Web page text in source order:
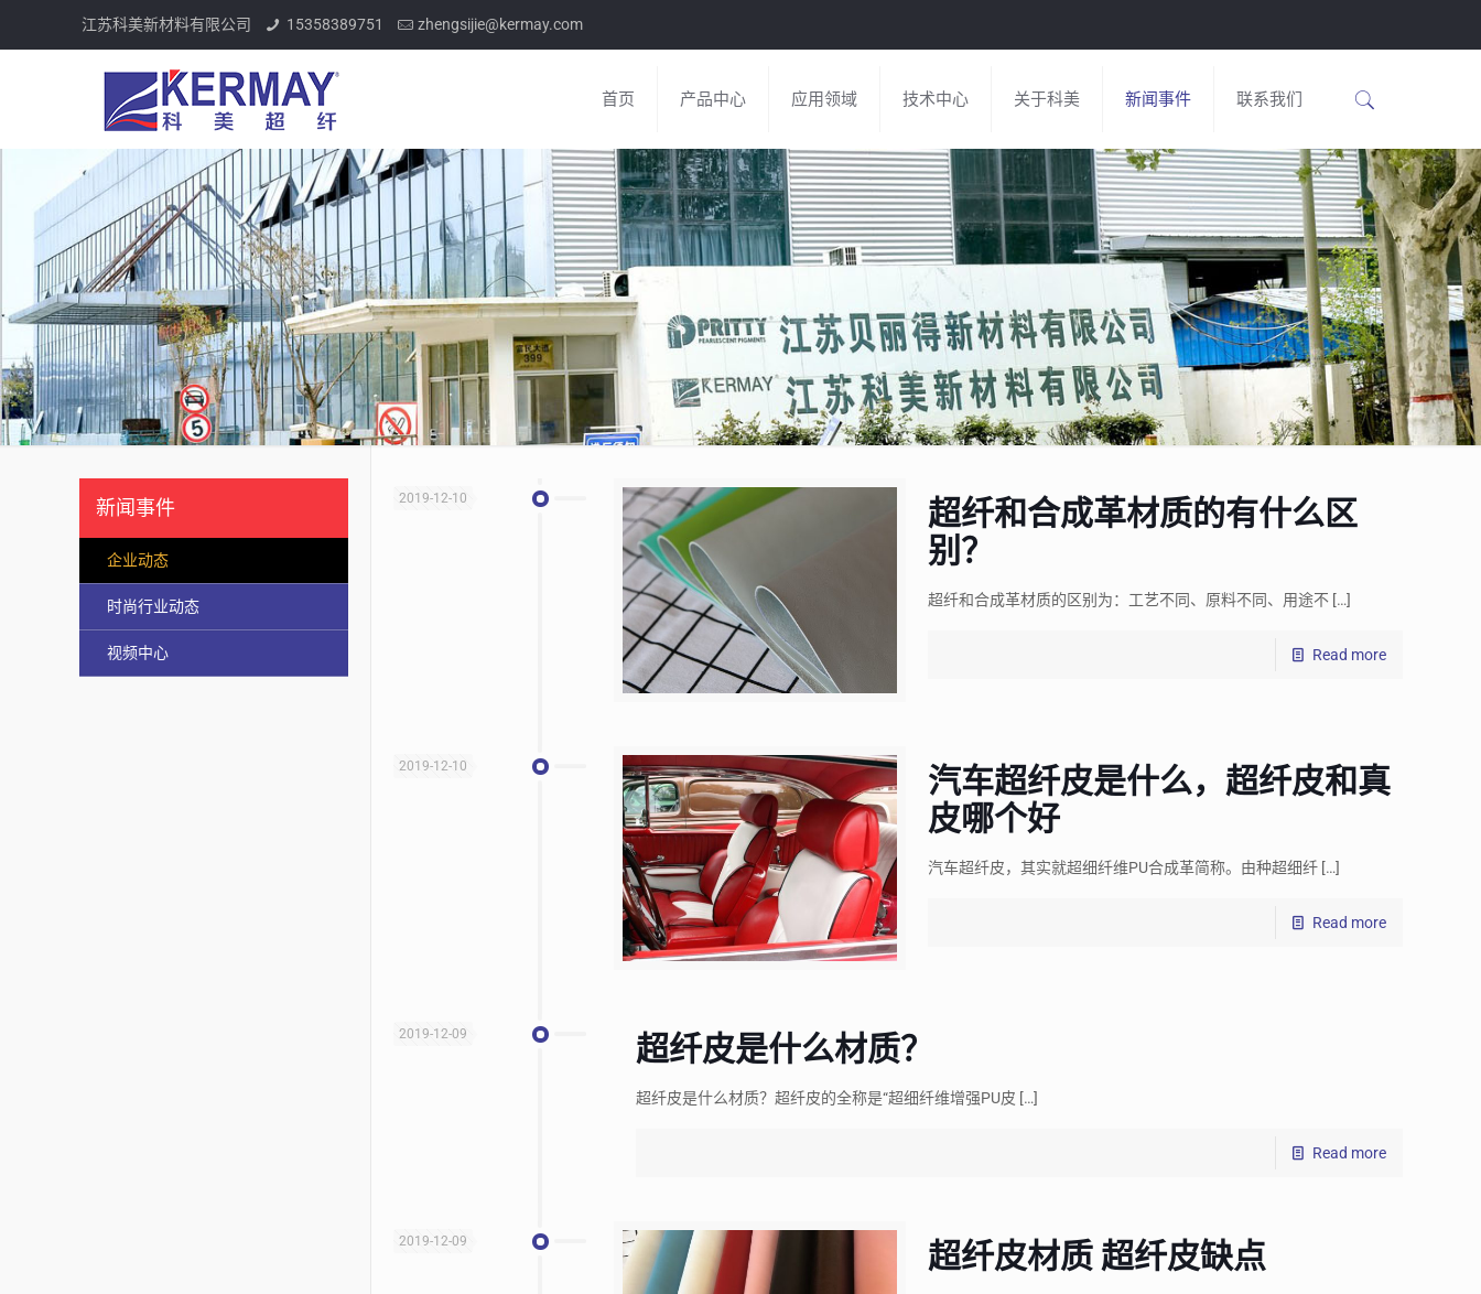
江苏科美新材料有限公司 15358389751 zhengsijie@kermay.com
首页 产品中心 应用领域 技术中心 关于科美 新闻事件 联系我们
2019-12-10
超纤和合成革材质的有什么区
别？
超纤和合成革材质的区别为：工艺不同、原料不同、用途不[…]
Read more
2019-12-10
汽车超纤皮是什么，超纤皮和真
皮哪个好
汽车超纤皮，其实就超细纤维PU合成革简称。由种超细纤[…]
Read more
2019-12-09 超纤皮是什么材质？
超纤皮是什么材质？超纤皮的全称是“超细纤维增强PU皮 […]
Read more
2019-12-09 超纤皮材质 超纤皮缺点
新闻事件
企业动态
时尚行业动态
视频中心